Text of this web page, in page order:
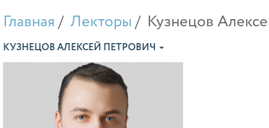
Главная Лекторы Кузнецов
КУЗНЕЦОВ АЛЕКСЕЙ ПЕТРОВИЧ